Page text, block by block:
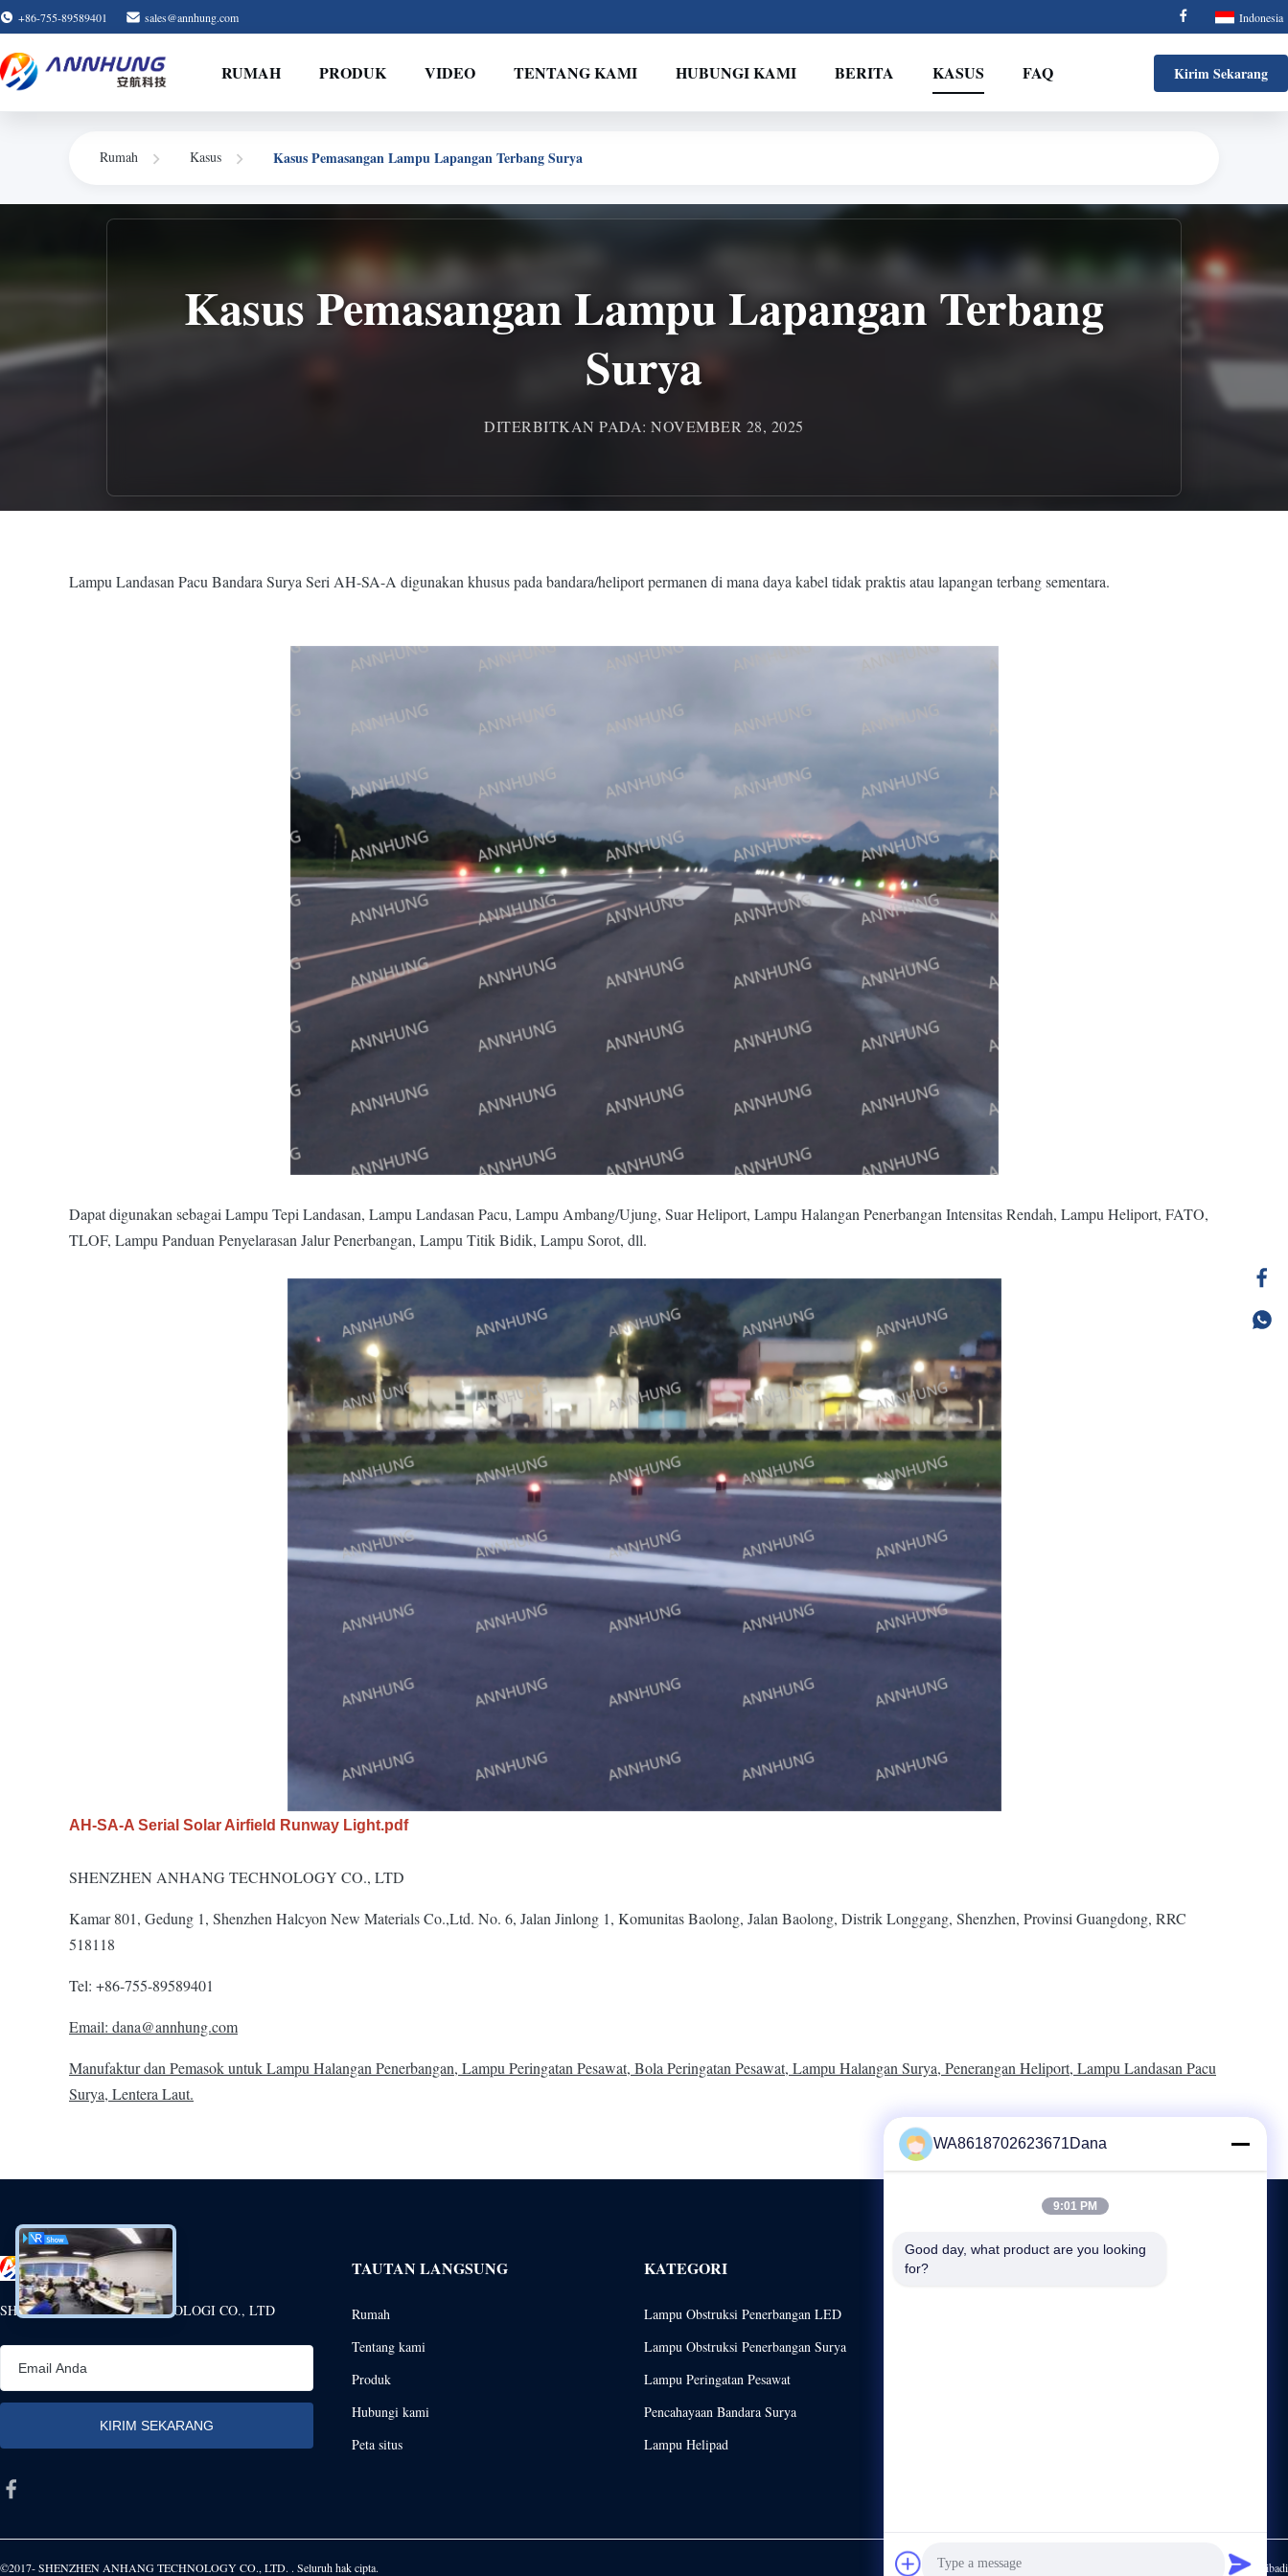
+86-755-89589401 sales@annhung.com Indonesia
RUMAH PRODUK VIDEO TENTANG KAMI HUBUNGI KAMI BERITA KASUS FAQ Kirim Sekarang
Rumah Kasus Kasus Pemasangan Lampu Lapangan Terbang Surya
Kasus Pemasangan Lampu Lapangan Terbang
Surya
DITERBITKAN PADA: NOVEMBER 28, 2025
Lampu Landasan Pacu Bandara Surya Seri AH-SA-A digunakan khusus pada bandara/heliport permanen di mana daya kabel tidak praktis atau lapangan terbang sementara.
Dapat digunakan sebagai Lampu Tepi Landasan, Lampu Landasan Pacu, Lampu Ambang/Ujung, Suar Heliport, Lampu Halangan Penerbangan Intensitas Rendah, Lampu Heliport, FATO,
TLOF, Lampu Panduan Penyelarasan Jalur Penerbangan, Lampu Titik Bidik, Lampu Sorot, dll.
AH-SA-A Serial Solar Airfield Runway Light.pdf
SHENZHEN ANHANG TECHNOLOGY CO., LTD
Kamar 801, Gedung 1, Shenzhen Halcyon New Materials Co.,Ltd. No. 6, Jalan Jinlong 1, Komunitas Baolong, Jalan Baolong, Distrik Longgang, Shenzhen, Provinsi Guangdong, RRC
518118
Tel: +86-755-89589401
Email: dana@annhung.com
Manufaktur dan Pemasok untuk Lampu Halangan Penerbangan, Lampu Peringatan Pesawat, Bola Peringatan Pesawat, Lampu Halangan Surya, Penerangan Heliport, Lampu Landasan Pacu
Surya, Lentera Laut.
SHENZHEN ANHANG TEKNOLOGI CO., LTD
TAUTAN LANGSUNG
Rumah
Tentang kami
Produk
Hubungi kami
Peta situs
KATEGORI
Lampu Obstruksi Penerbangan LED
Lampu Obstruksi Penerbangan Surya
Lampu Peringatan Pesawat
Pencahayaan Bandara Surya
Lampu Helipad
©2017- SHENZHEN ANHANG TECHNOLOGY CO., LTD. . Seluruh hak cipta. Kebijakan pribadi
WA8618702623671Dana
9:01 PM
Good day, what product are you looking
for?